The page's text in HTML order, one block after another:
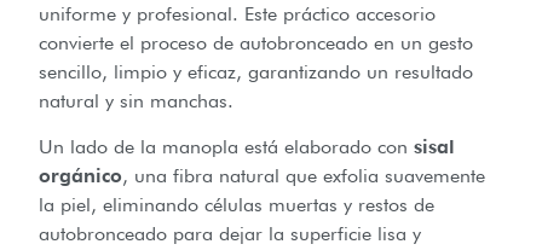
uniforme y profesional. Este práctico accesorio
convierte el proceso de autobronceado en un gesto
sencillo, limpio y eficaz, garantizando un resultado
natural y sin manchas.
Un lado de la manopla está elaborado con sisal
orgánico, una fibra natural que exfolia suavemente
la piel, eliminando células muertas y restos de
autobronceado para dejar la superficie lisa y